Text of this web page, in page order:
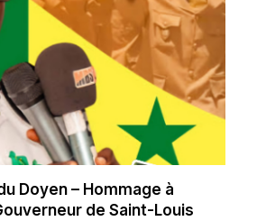
Doyen – Hommage à
de Saint-Louis